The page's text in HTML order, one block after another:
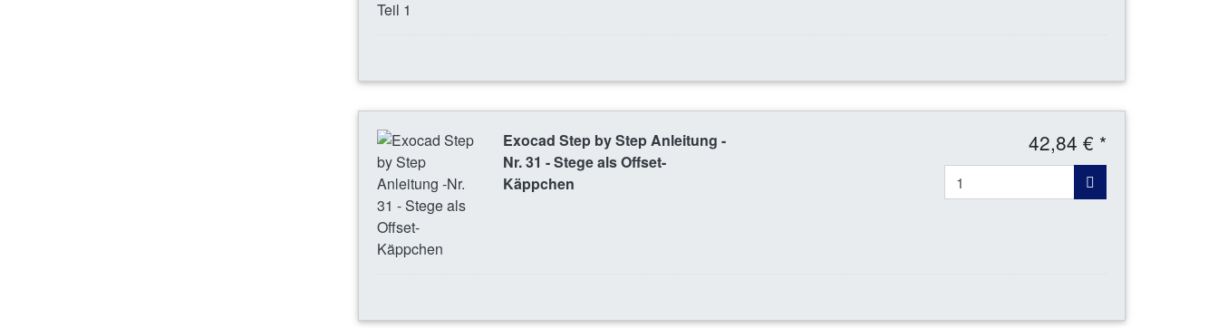
Exocad Step by Step Anleitung -
Nr. 31 - Stege als Offset-
Käppchen
42,84 € *